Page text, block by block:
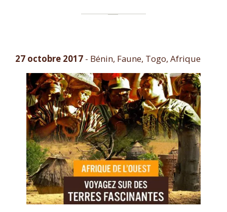
27 octobre 2017 - Bénin, Faune, Togo, Afrique